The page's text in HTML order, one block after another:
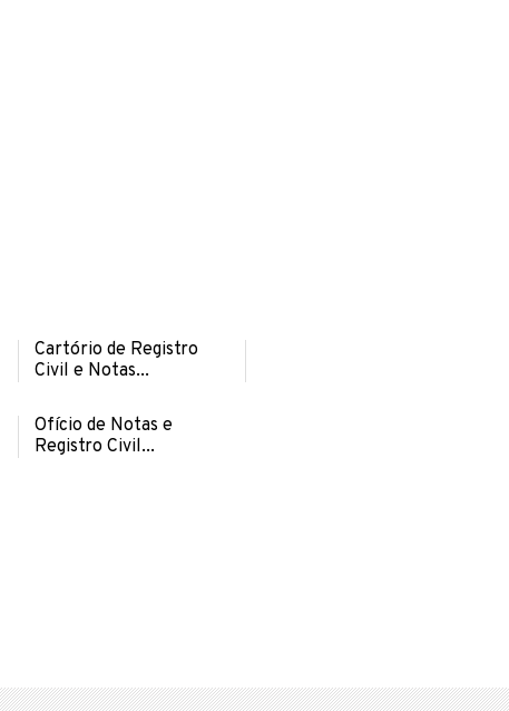
Cartório de Registro
Civil e Notas...
Ofício de Notas e
Registro Civil...